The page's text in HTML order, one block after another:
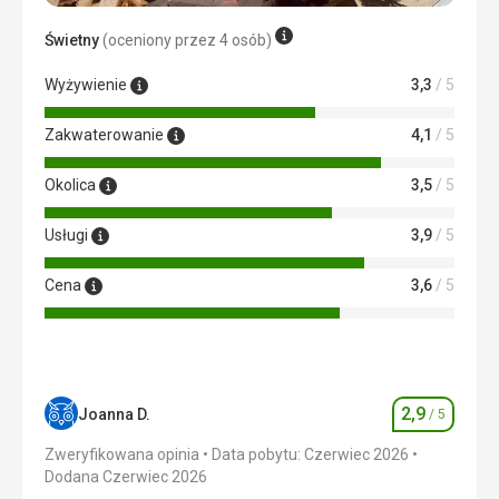
nami podczas naszego urlopu i był bardzo miły. Kelnerzy
Ta recenzja została automatycznie przetłumaczona za
pomocą Google Translate
Świetny(oceniony przez 4 osób)
Wyżywienie 3,3 / 5
Zakwaterowanie 4,1 / 5
Okolica 3,5 / 5
Usługi 3,9 / 5
Cena 3,6 / 5
Joanna D. Ocena
2,9 / 5
Zweryfikowana opinia
Data pobytu: Czerwiec 2026
Dodana Czerwiec 2026